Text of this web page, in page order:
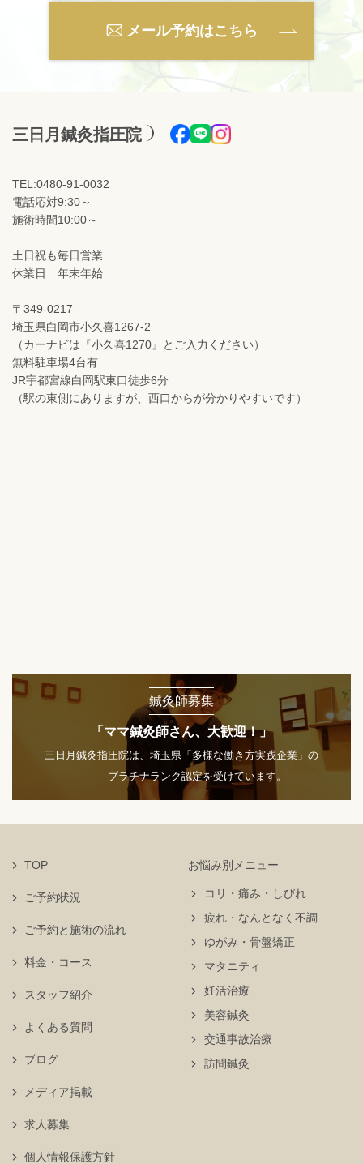
メール予約はこちら
三日月鍼灸指圧院
TEL:0480-91-0032
電話応対9:30～
施術時間10:00～
土日祝も毎日営業
休業日 年末年始
〒349-0217
埼玉県白岡市小久喜1267-2
（カーナビは『小久喜1270』とご入力ください）
無料駐車場4台有
JR宇都宮線白岡駅東口徒歩6分
（駅の東側にありますが、西口からが分かりやすいです）
鍼灸師募集
「ママ鍼灸師さん、大歓迎！」
三日月鍼灸指圧院は、埼玉県「多様な働き方実践企業」の
プラチナランク認定を受けています。
TOP
ご予約状況
お悩み別メニュー
コリ・痛み・しびれ
疲れ・なんとなく不調
ゆがみ・骨盤矯正
マタニティ
妊活治療
美容鍼灸
交通事故治療
訪問鍼灸
ご予約と施術の流れ
料金・コース
スタッフ紹介
よくある質問
ブログ
メディア掲載
求人募集
個人情報保護方針